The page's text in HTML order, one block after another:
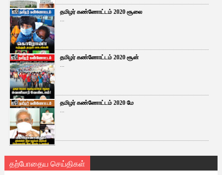
தமிழர் கண்ணோட்டம் 2020 சூலை
...
தமிழர் கண்ணோட்டம் 2020 சூன்
...
தமிழர் கண்ணோட்டம் 2020 மே
...
தற்போதைய செய்திகள்